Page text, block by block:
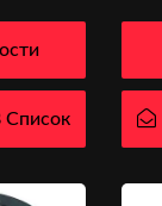
Список